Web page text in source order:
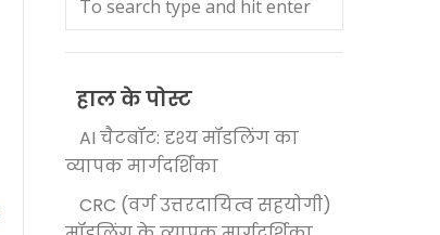
हाल के पोस्ट
AI चैटबॉट: दृश्य मॉडलिंग का
व्यापक मार्गदर्शिका
CRC (वर्ग उत्तरदायित्व सहयोगी)